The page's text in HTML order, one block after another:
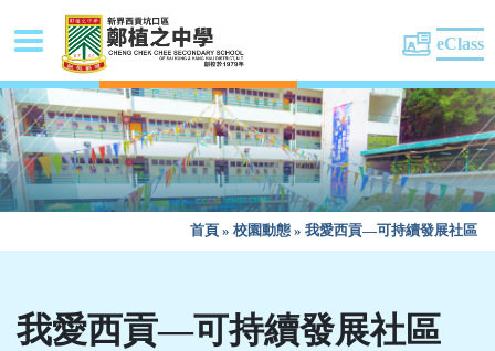
eClass
首頁 » 校園動態 » 我愛西貢—可持續發展社區
我愛西貢—可持續發展社區